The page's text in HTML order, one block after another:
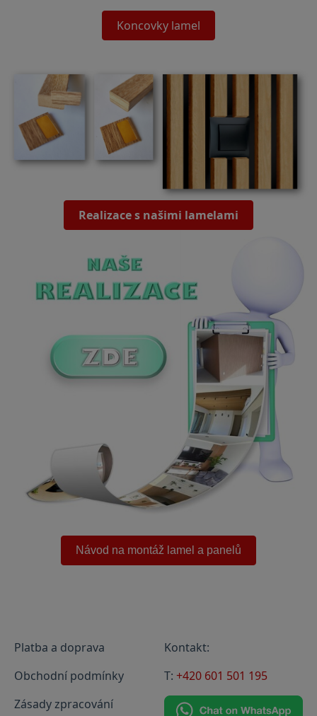
Koncovky lamel
Realizace s našimi lamelami
Návod na montáž lamel a panelů
Platba a doprava
Obchodní podmínky
Zásady zpracování
Kontakt:
T: +420 601 501 195